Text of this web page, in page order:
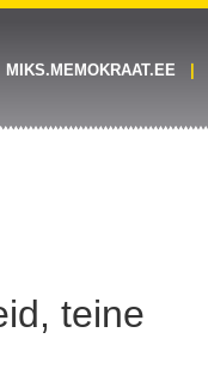
MIKS.MEMOKRAAT.EE
teine